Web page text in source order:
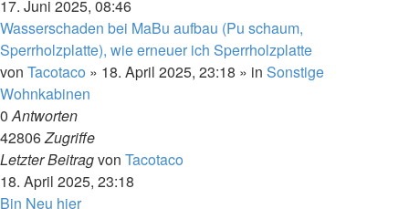
17. Juni 2025, 08:46
Wasserschaden bei MaBu aufbau (Pu schaum,
Sperrholzplatte), wie erneuer ich Sperrholzplatte
von Tacotaco » 18. April 2025, 23:18 » in Sonstige
Wohnkabinen
0Antworten
42806Zugriffe
Letzter Beitragvon Tacotaco
18. April 2025, 23:18
Bin Neu hier